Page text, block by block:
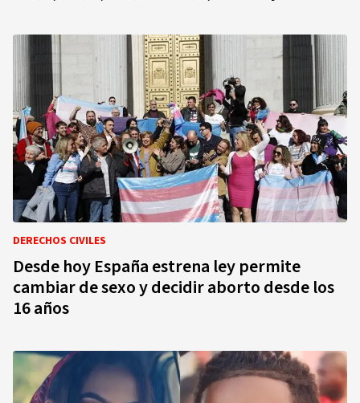
DERECHOS CIVILES
Desde hoy España estrena ley permite
cambiar de sexo y decidir aborto desde los
16 años